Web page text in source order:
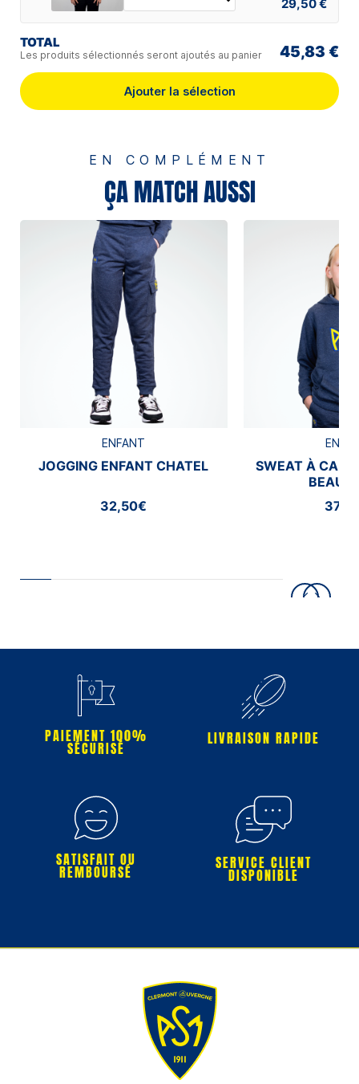
29,50 €
TOTAL
Les produits sélectionnés seront ajoutés au panier 45,83 €
Ajouter la sélection
EN COMPLÉMENT
ÇA MATCH AUSSI
ENFANT
JOGGING ENFANT CHATEL
32,50€
SWEAT À
PAIEMENT 100%
SÉCURISÉ
LIVRAISON RAPIDE
SATISFAIT OU
REMBOURSÉ SERVICE CLIENT
DISPONIBLE